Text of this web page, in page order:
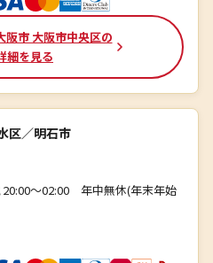
市 大阪市中央区の
細を見る
区／明石市
20:00～02:00 年中無休(年末年始